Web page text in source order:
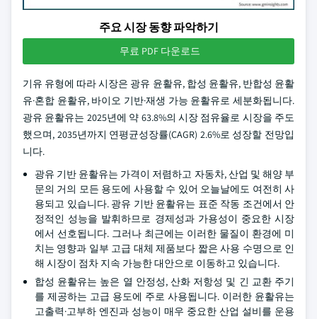
주요 시장 동향 파악하기
무료 PDF 다운로드
기유 유형에 따라 시장은 광유 윤활유, 합성 윤활유, 반합성 윤활
유·혼합 윤활유, 바이오 기반·재생 가능 윤활유로 세분화됩니다.
광유 윤활유는 2025년에 약 63.8%의 시장 점유율로 시장을 주도
했으며, 2035년까지 연평균성장률(CAGR) 2.6%로 성장할 전망입
니다.
광유 기반 윤활유는 가격이 저렴하고 자동차, 산업 및 해양 부
문의 거의 모든 용도에 사용할 수 있어 오늘날에도 여전히 사
용되고 있습니다. 광유 기반 윤활유는 표준 작동 조건에서 안
정적인 성능을 발휘하므로 경제성과 가용성이 중요한 시장
에서 선호됩니다. 그러나 최근에는 이러한 물질이 환경에 미
치는 영향과 일부 고급 대체 제품보다 짧은 사용 수명으로 인
해 시장이 점차 지속 가능한 대안으로 이동하고 있습니다.
합성 윤활유는 높은 열 안정성, 산화 저항성 및 긴 교환 주기
를 제공하는 고급 용도에 주로 사용됩니다. 이러한 윤활유는
고출력·고부하 엔진과 성능이 매우 중요한 산업 설비를 운용